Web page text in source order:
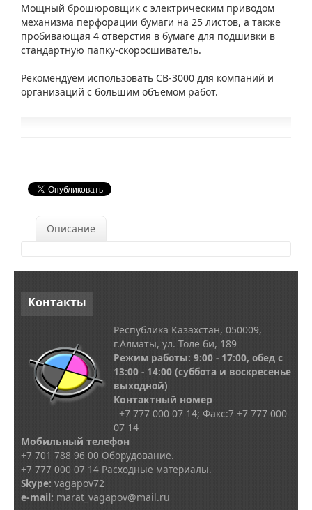
Мощный брошюровщик с электрическим приводом
механизма перфорации бумаги на 25 листов, а также
пробивающая 4 отверстия в бумаге для подшивки в
стандартную папку-скоросшиватель.
Рекомендуем использовать CB-3000 для компаний и
организаций с большим объемом работ.
Описание
Контакты
Республика Казахстан, 050009,
г.Алматы, ул. Толе би, 189
Режим работы: 9:00 - 17:00, обед с
13:00 - 14:00 (суббота и воскресенье
выходной)
Контактный номер
+7 777 000 07 14; Факс:7 +7 777 000
07 14
Мобильный телефон
+7 701 788 96 00 Оборудование.
+7 777 000 07 14 Расходные материалы.
Skype: vagapov72
e-mail: marat_vagapov@mail.ru